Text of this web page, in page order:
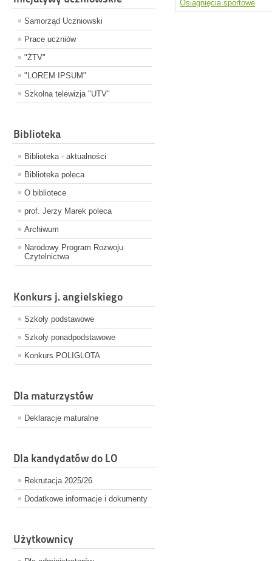
Samorząd Uczniowski
Prace uczniów
"ŻTV"
"LOREM IPSUM"
Szkolna telewizja "UTV"
Biblioteka
Biblioteka - aktualności
Biblioteka poleca
O bibliotece
prof. Jerzy Marek poleca
Archiwum
Narodowy Program Rozwoju
Czytelnictwa
Konkurs j. angielskiego
Szkoły podstawowe
Szkoły ponadpodstawowe
Konkurs POLIGLOTA
Dla maturzystów
Deklaracje maturalne
Dla kandydatów do LO
Rekrutacja 2025/26
Dodatkowe informacje i dokumenty
Użytkownicy
Osiagnięcia sportowe